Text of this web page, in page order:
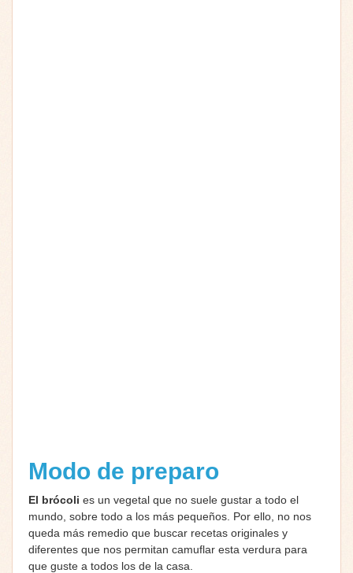
Modo de preparo
El brócoli es un vegetal que no suele gustar a todo el
mundo, sobre todo a los más pequeños. Por ello, no nos
queda más remedio que buscar recetas originales y
diferentes que nos permitan camuflar esta verdura para
que guste a todos los de la casa.